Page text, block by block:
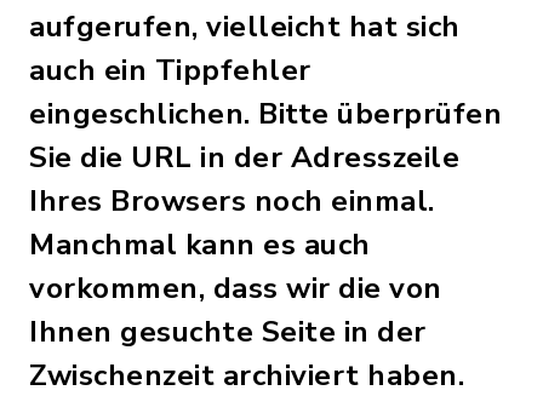
aufgerufen, vielleicht hat sich
auch ein Tippfehler
eingeschlichen. Bitte überprüfen
Sie die URL in der Adresszeile
Ihres Browsers noch einmal.
Manchmal kann es auch
vorkommen, dass wir die von
Ihnen gesuchte Seite in der
Zwischenzeit archiviert haben.